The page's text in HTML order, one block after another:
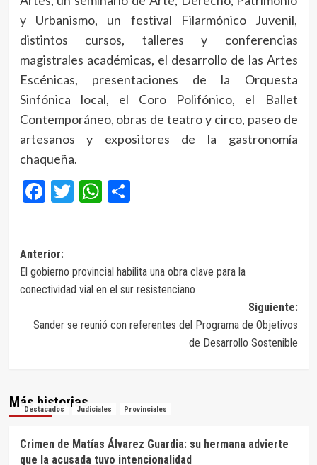
y Urbanismo, un festival Filarmónico Juvenil,
distintos cursos, talleres y conferencias
magistrales académicas, el desarrollo de las Artes
Escénicas, presentaciones de la Orquesta
Sinfónica local, el Coro Polifónico, el Ballet
Contemporáneo, obras de teatro y circo, paseo de
artesanos y expositores de la gastronomía
chaqueña.
Facebook
Twitter
WhatsApp
Compartir
Navegación
de
Anterior:
El gobierno provincial habilita una obra clave para la
conectividad vial en el sur resistenciano
Siguiente:
Sander se reunió con referentes del Programa de Objetivos
de Desarrollo Sostenible
Más historias
Destacados Judiciales Provinciales
Crimen de Matías Álvarez Guardia: su hermana advierte
que la acusada tuvo intencionalidad